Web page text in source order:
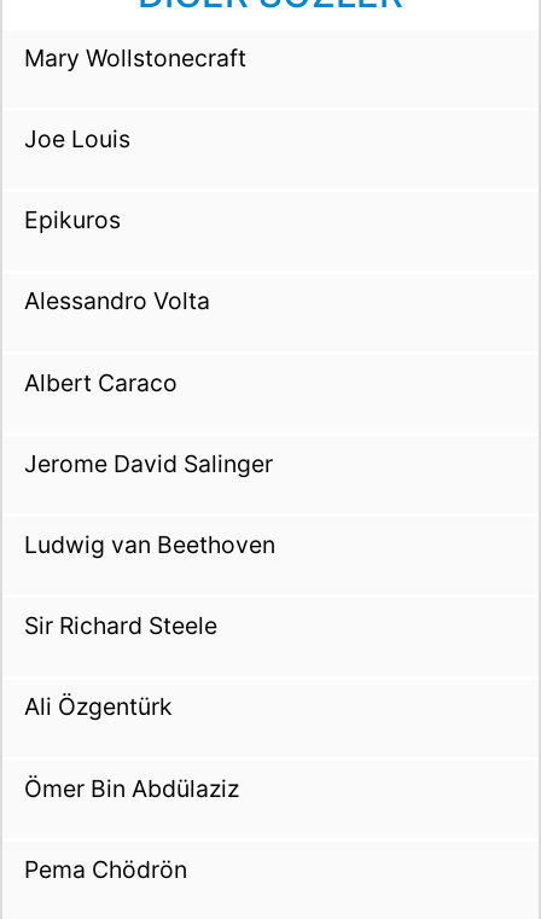
Mary Wollstonecraft
Joe Louis
Epikuros
Alessandro Volta
Albert Caraco
Jerome David Salinger
Ludwig van Beethoven
Sir Richard Steele
Ali Özgentürk
Ömer Bin Abdülaziz
Pema Chödrön